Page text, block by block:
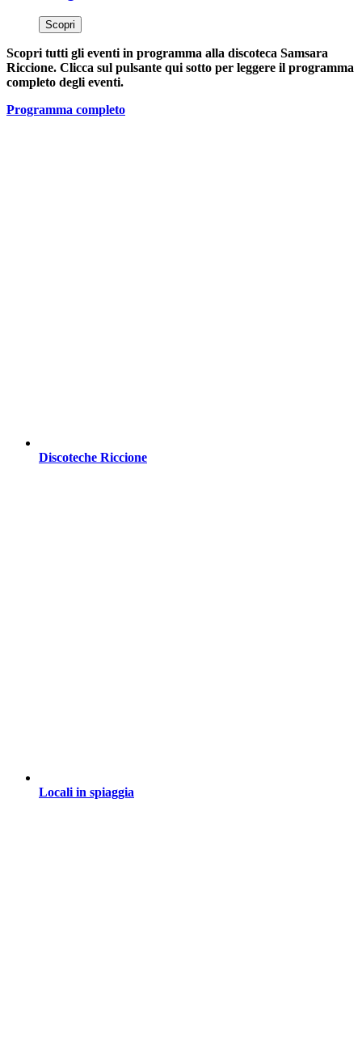
Scopri
Scopri tutti gli eventi in programma alla discoteca Samsara
Riccione. Clicca sul pulsante qui sotto per leggere il programma
completo degli eventi.
Programma completo
Discoteche Riccione
Locali in spiaggia